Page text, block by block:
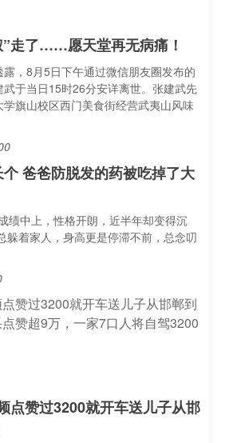
”走了……愿天堂再无病痛！
，8月5日下午通过微信朋友圈发布的
于当日15时26分安详离世。张建武先
旗山校区西门美食街经营武夷山风味
爸爸防脱发的药被吃掉了大
绩中上，性格开朗，近半年却变得沉
躲着家人，身高更是停滞不前，总念叨
点赞过3200就开车送儿子从邯